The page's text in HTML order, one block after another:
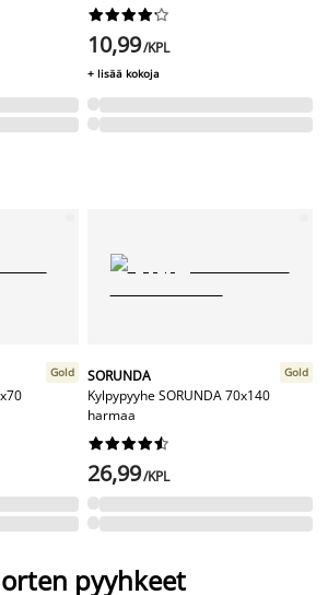






10,99/KPL
+ lisää kokoja
Gold
SORUNDA
Kylpypyyhe SORUNDA 70x140
harmaa
Gold






26,99/KPL
pyyhkeet